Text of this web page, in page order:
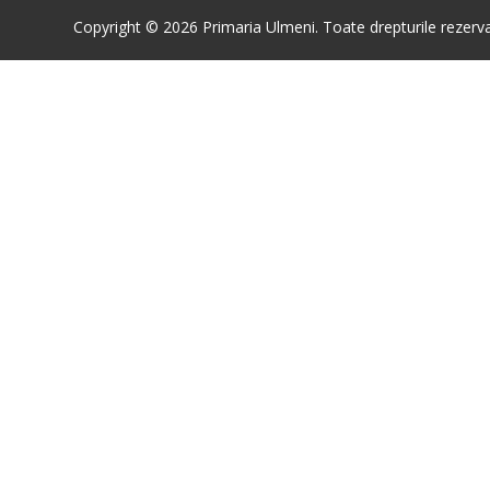
Copyright © 2026 Primaria Ulmeni. Toate drepturile